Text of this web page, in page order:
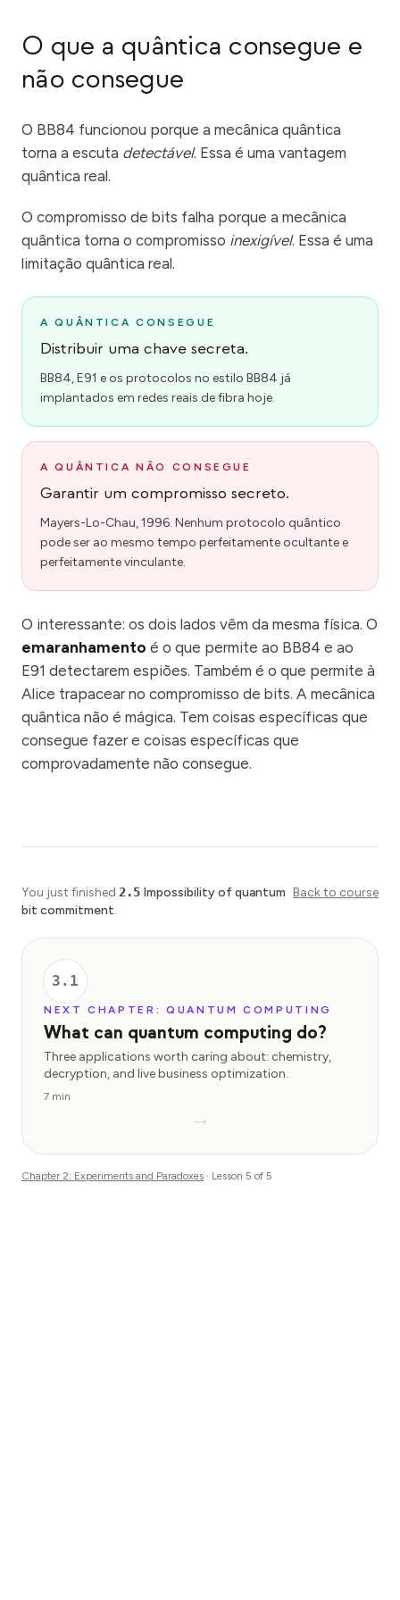
O que a quântica consegue e
não consegue
O BB84 funcionou porque a mecânica quântica
torna a escuta detectável. Essa é uma vantagem
quântica real.
O compromisso de bits falha porque a mecânica
quântica torna o compromisso inexigível. Essa é uma
limitação quântica real.
A QUÂNTICA CONSEGUE
Distribuir uma chave secreta.
BB84, E91 e os protocolos no estilo BB84 já
implantados em redes reais de fibra hoje.
A QUÂNTICA NÃO CONSEGUE
Garantir um compromisso secreto.
Mayers-Lo-Chau, 1996. Nenhum protocolo quântico
pode ser ao mesmo tempo perfeitamente ocultante e
perfeitamente vinculante.
O interessante: os dois lados vêm da mesma física. O
emaranhamento é o que permite ao BB84 e ao
E91 detectarem espiões. Também é o que permite à
Alice trapacear no compromisso de bits. A mecânica
quântica não é mágica. Tem coisas específicas que
consegue fazer e coisas específicas que
comprovadamente não consegue.
You just finished 2.5 Impossibility of quantum
bit commitment.
Back to course
3.1
NEXT CHAPTER: QUANTUM COMPUTING
What can quantum computing do?
Three applications worth caring about: chemistry,
decryption, and live business optimization.
7 min
→
Chapter 2: Experiments and Paradoxes · Lesson 5 of 5